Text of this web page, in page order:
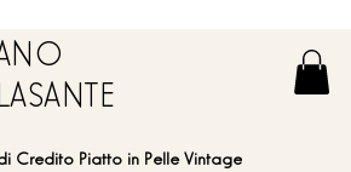
Credito Piatto in Pelle Vintage